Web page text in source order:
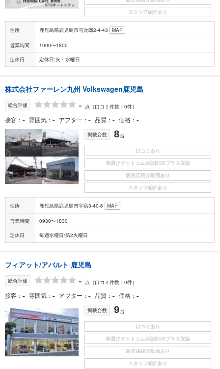
スタッフ紹介あり
住所 鹿児島県鹿児島市与次郎2-4-43 MAP
営業時間 1000〜1800
定休日 定休日:火・水曜日
株式会社ファーレン九州 Volkswagen鹿児島
総合評価 - 点 （口コミ件数：0件）
接客 - 雰囲気 - アフター - 品質 - 価格 -
掲載台数 8台
口コミあり
車選びドットコム保証EGSプラス取扱
販売店紹介動画あり
スタッフ紹介あり
住所 鹿児島県鹿児島市宇宿3-40-6 MAP
営業時間 0930〜1830
定休日 毎週水曜日/第2火曜日
フィアット/アバルト 鹿児島
総合評価 - 点 （口コミ件数：0件）
接客 - 雰囲気 - アフター - 品質 - 価格 -
掲載台数 9台
口コミあり
車選びドットコム保証EGSプラス取扱
販売店紹介動画あり
スタッフ紹介あり